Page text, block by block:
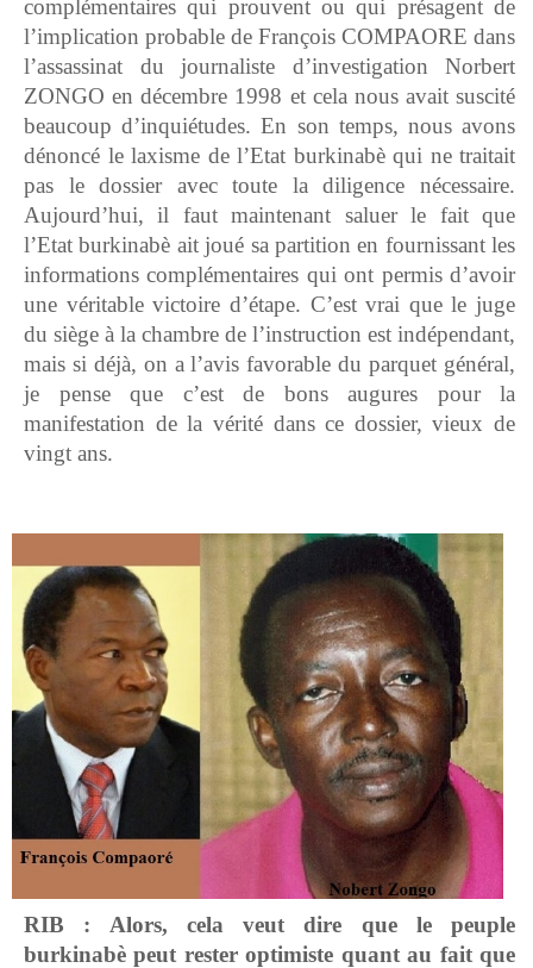
complémentaires qui prouvent ou qui présagent de
l’implication probable de François COMPAORE dans
l’assassinat du journaliste d’investigation Norbert
ZONGO en décembre 1998 et cela nous avait suscité
beaucoup d’inquiétudes. En son temps, nous avons
dénoncé le laxisme de l’Etat burkinabè qui ne traitait
pas le dossier avec toute la diligence nécessaire.
Aujourd’hui, il faut maintenant saluer le fait que
l’Etat burkinabè ait joué sa partition en fournissant les
informations complémentaires qui ont permis d’avoir
une véritable victoire d’étape. C’est vrai que le juge
du siège à la chambre de l’instruction est indépendant,
mais si déjà, on a l’avis favorable du parquet général,
je pense que c’est de bons augures pour la
manifestation de la vérité dans ce dossier, vieux de
vingt ans.
RIB : Alors, cela veut dire que le peuple
burkinabè peut rester optimiste quant au fait que